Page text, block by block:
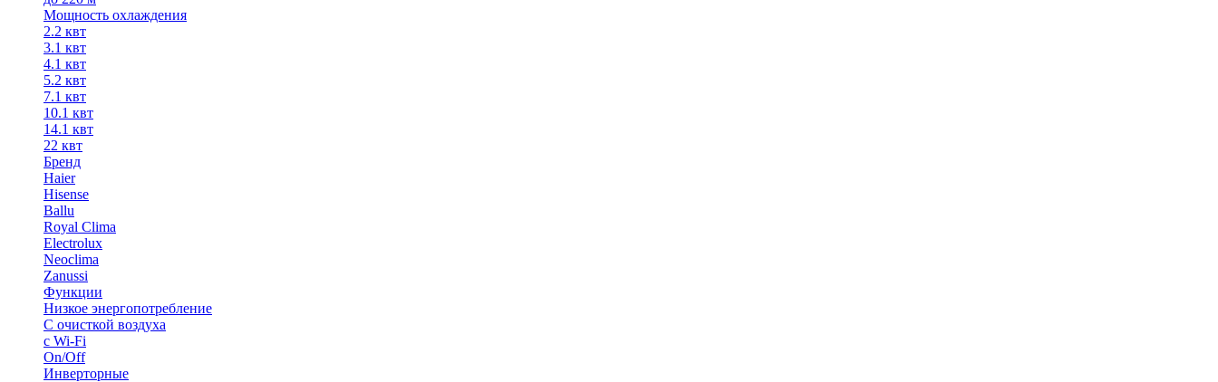
Мощность охлаждения
2.2 квт
3.1 квт
4.1 квт
5.2 квт
7.1 квт
10.1 квт
14.1 квт
22 квт
Бренд
Haier
Hisense
Ballu
Royal Clima
Electrolux
Neoclima
Zanussi
Функции
Низкое энергопотребление
С очисткой воздуха
с Wi-Fi
On/Off
Инверторные